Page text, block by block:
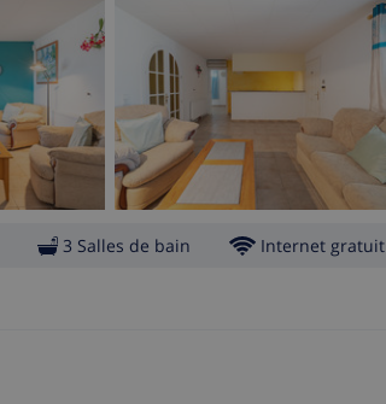
3 Salles de bain Internet gratuit